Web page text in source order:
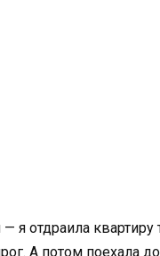
я отдраила
А потом поехала